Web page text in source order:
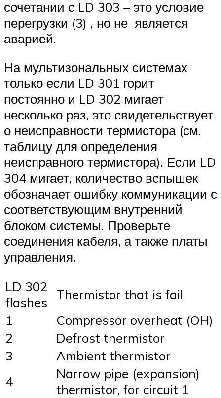
сочетании с LD 303 – это условие
перегрузки (3) , но не является
аварией.
На мультизональных системах
только если LD 301 горит
постоянно и LD 302 мигает
несколько раз, это свидетельствует
о неисправности термистора (см.
таблицу для определения
неисправного термистора). Если LD
304 мигает, количество вспышек
обозначает ошибку коммуникации с
соответствующим внутренний
блоком системы. Проверьте
соединения кабеля, а также платы
управления.
LD 302
flashes
Thermistor that is fail
1
Compressor overheat (OH)
2
Defrost thermistor
3
Ambient thermistor
4
Narrow pipe (expansion)
thermistor, for circuit 1